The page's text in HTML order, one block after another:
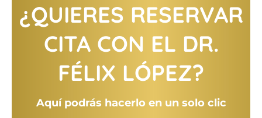
¿QUIERES RESERVAR
CITA CON EL DR.
FÉLIX LÓPEZ?
Aquí podrás hacerlo en un solo clic